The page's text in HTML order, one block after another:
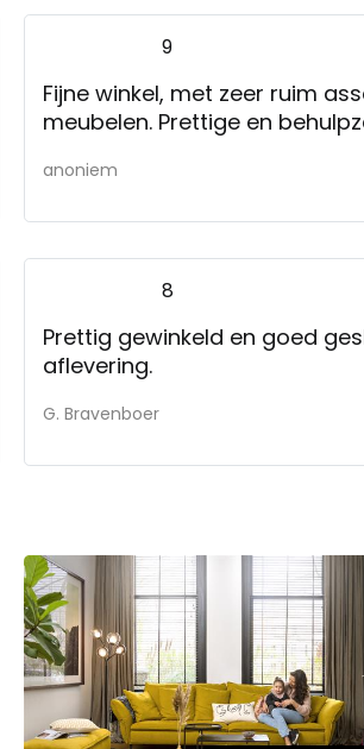
9
Fijne winkel, met zeer ruim
meubelen. Prettige en
anoniem
8
Prettig gewinkeld en goed
aflevering.
G. Bravenboer